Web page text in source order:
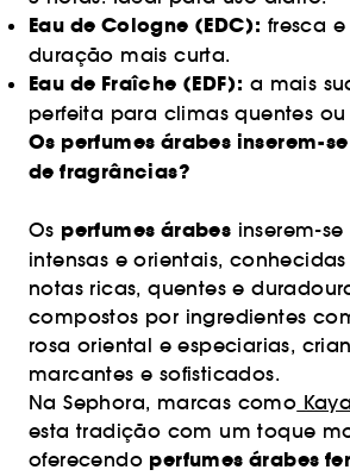
Eau de Cologne (EDC): fresca
duração mais curta.
Eau de Fraîche (EDF): a mais
perfeita para climas quentes ou
Os perfumes árabes inserem-
de fragrâncias?
Os perfumes árabes inserem-
intensas e orientais,
notas ricas, quentes e
compostos por ingredientes
rosa oriental e especiarias,
marcantes e sofisticados.
Na Sephora, marcas como
esta tradição com um toque
oferecendo perfumes árabes